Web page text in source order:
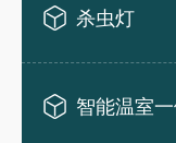
杀虫灯
智能温室